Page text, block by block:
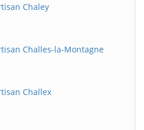
Chaley
Challes-la-Montagne
Challex